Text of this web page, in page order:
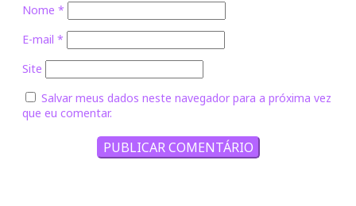
Nome *
E-mail *
Site
Salvar meus dados neste navegador para a próxima vez
que eu comentar.